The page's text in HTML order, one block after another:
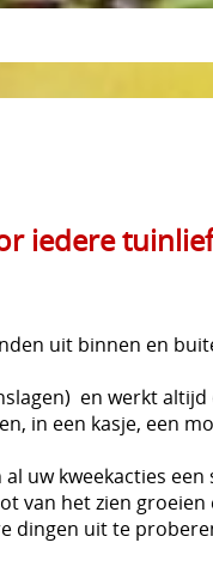
iedere
uit binnen en
en werkt
in een kasje, een
uw kweekacties een
van het zien
dingen uit te